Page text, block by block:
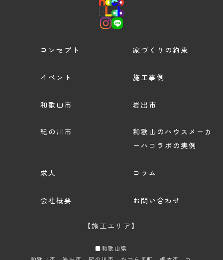
コンセプト 家づくりの約束
イベント 施工事例
和歌山市 岩出市
紀の川市
和歌山のハウスメーカ
ーハコラボの実例
求人 コラム
会社概要 お問い合わせ
【施工エリア】
■和歌山県